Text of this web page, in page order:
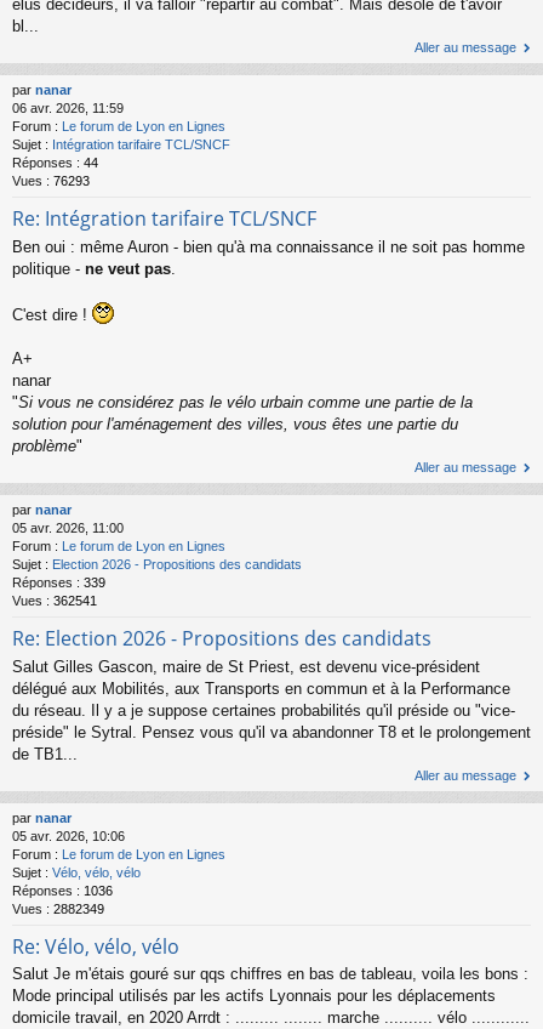
élus décideurs, il va falloir "repartir au combat". Mais désolé de t'avoir
bl...
Aller au message
par nanar
06 avr. 2026, 11:59
Forum : Le forum de Lyon en Lignes
Sujet : Intégration tarifaire TCL/SNCF
Réponses : 44
Vues : 76293
Re: Intégration tarifaire TCL/SNCF
Ben oui : même Auron - bien qu'à ma connaissance il ne soit pas homme
politique - ne veut pas
C'est dire !
A+
nanar
"Si vous ne considérez pas le vélo urbain comme une partie de la
solution pour l'aménagement des villes, vous êtes une partie du
problème"
Aller au message
par nanar
05 avr. 2026, 11:00
Forum : Le forum de Lyon en Lignes
Sujet : Election 2026 - Propositions des candidats
Réponses : 339
Vues : 362541
Re: Election 2026 - Propositions des candidats
Salut Gilles Gascon, maire de St Priest, est devenu vice-président
délégué aux Mobilités, aux Transports en commun et à la Performance
du réseau. Il y a je suppose certaines probabilités qu'il préside ou "vice-
préside" le Sytral. Pensez vous qu'il va abandonner T8 et le prolongement
de TB1...
Aller au message
par nanar
05 avr. 2026, 10:06
Forum : Le forum de Lyon en Lignes
Sujet : Vélo, vélo, vélo
Réponses : 1036
Vues : 2882349
Re: Vélo, vélo, vélo
Salut Je m'étais gouré sur qqs chiffres en bas de tableau, voila les bons :
Mode principal utilisés par les actifs Lyonnais pour les déplacements
domicile travail, en 2020 Arrdt : ......... ........ marche .......... vélo ............